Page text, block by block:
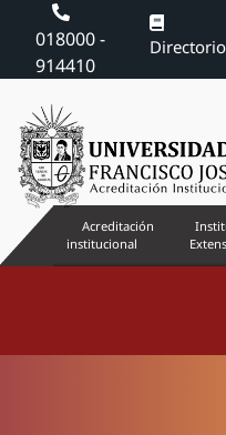
018000 -
914410
Directorio
Acreditación
institucional